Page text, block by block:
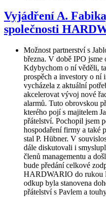
Vyjádření A.
společnosti
Možnost partnerství s
března. V době IPO jsme
Kdybychom o ní věděli,
prospěch a investory o ní
vycházela z aktuální
akcelerovat vývoj nové
alarmů. Tuto obrovskou
kterého pojí s majitelem
přátelství. Pochopil jsem
hospodaření firmy a také
stal P. Hübner. V
dále diskutovali i
členů managementu a
bude předání celkové
HARDWARIO do rukou
odkup byla stanovena
přátelství s Pavlem a